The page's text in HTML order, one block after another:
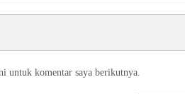
untuk komentar saya berikutnya.